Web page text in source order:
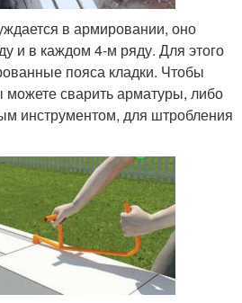
в армировании, оно
и в каждом 4-м ряду. Для этого
пояса кладки. Чтобы
можете сварить арматуры, либо
инструментом, для штробления